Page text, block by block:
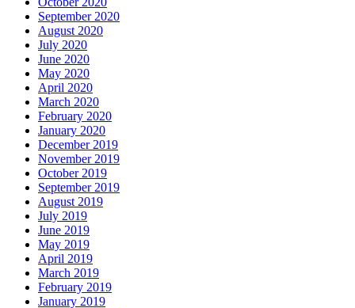
September 2020
August 2020
July 2020
June 2020
May 2020
April 2020
March 2020
February 2020
January 2020
December 2019
November 2019
October 2019
September 2019
August 2019
July 2019
June 2019
May 2019
April 2019
March 2019
February 2019
January 2019